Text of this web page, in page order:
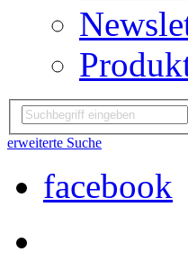
erweiterte Suche
facebook